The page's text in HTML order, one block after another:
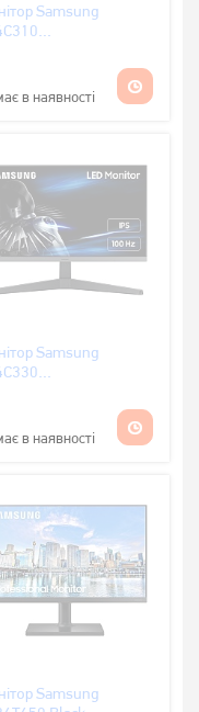
Samsung
в наявності
Samsung
в наявності
Samsung